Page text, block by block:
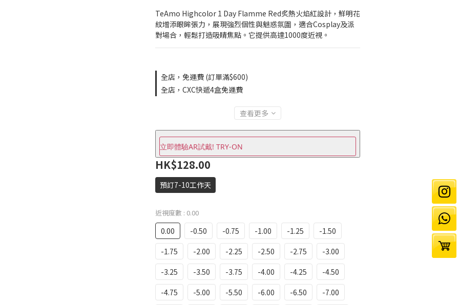
TeAmo Highcolor 1 Day Flamme Red炙熱火焰紅設計，鮮明花
紋增添眼眸張力，展現強烈個性與魅惑氛圍，適合Cosplay及派
對場合，輕鬆打造吸睛焦點。它提供高達1000度近視。
全店，免運費 (訂單滿$600)
全店，CXC快遞4盒免運費
查看更多
立即體驗AR試戴! TRY-ON
HK$128.00
預訂7-10工作天
近視度數 : 0.00
0.00 -0.50 -0.75 -1.00 -1.25
-1.50
-1.75
-2.00 -2.25 -2.50 -2.75
-3.00
-3.25
-3.50 -3.75 -4.00 -4.25
-4.50
-4.75
-5.00 -5.50 -6.00 -6.50
-7.00